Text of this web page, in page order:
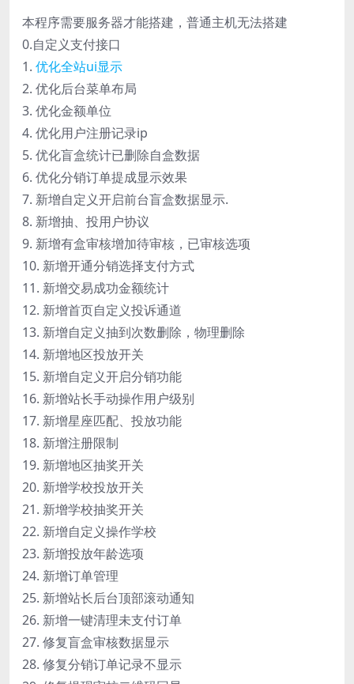
本程序需要服务器才能搭建，普通主机无法搭建
0.自定义支付接口
1. 优化全站ui显示
2. 优化后台菜单布局
3. 优化金额单位
4. 优化用户注册记录ip
5. 优化盲盒统计已删除自盒数据
6. 优化分销订单提成显示效果
7. 新增自定义开启前台盲盒数据显示.
8. 新增抽、投用户协议
9. 新增有盒审核增加待审核，已审核选项
10. 新增开通分销选择支付方式
11. 新增交易成功金额统计
12. 新增首页自定义投诉通道
13. 新增自定义抽到次数删除，物理删除
14. 新增地区投放开关
15. 新增自定义开启分销功能
16. 新增站长手动操作用户级别
17. 新增星座匹配、投放功能
18. 新增注册限制
19. 新增地区抽奖开关
20. 新增学校投放开关
21. 新增学校抽奖开关
22. 新增自定义操作学校
23. 新增投放年龄选项
24. 新增订单管理
25. 新增站长后台顶部滚动通知
26. 新增一键清理未支付订单
27. 修复盲盒审核数据显示
28. 修复分销订单记录不显示